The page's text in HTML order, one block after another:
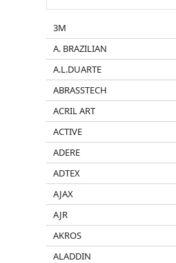
3M
A. BRAZILIAN
A.L.DUARTE
ABRASSTECH
ACRIL ART
ACTIVE
ADERE
ADTEX
AJAX
AJR
AKROS
ALADDIN